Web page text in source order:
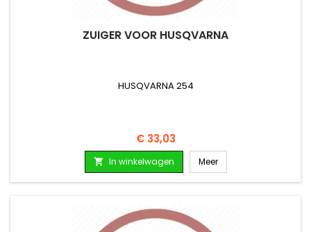
ZUIGER VOOR HUSQVARNA
HUSQVARNA 254
Prijs
€ 33,03
 In winkelwagen Meer